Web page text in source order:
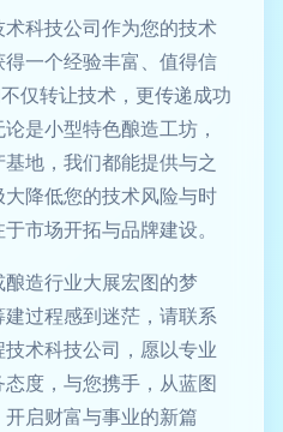
科技公司作为您的技术
一个经验丰富、值得信
仅转让技术，更传递成功
是小型特色酿造工坊，
地，我们都能提供与之
降低您的技术风险与时
市场开拓与品牌建设。
造行业大展宏图的梦
过程感到迷茫，请联系
术科技公司，愿以专业
度，与您携手，从蓝图
启财富与事业的新篇